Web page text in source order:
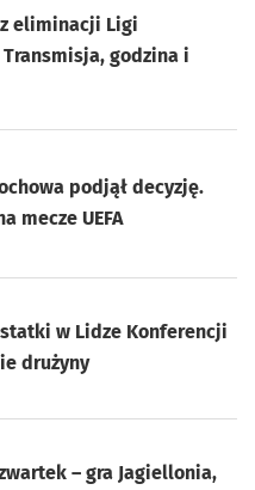
eliminacji Ligi
godzina i
podjął decyzję.
mecze UEFA
w Lidze Konferencji
drużyny
– gra Jagiellonia,